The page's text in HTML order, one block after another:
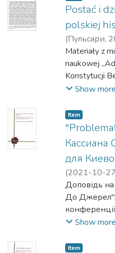
metropolii
lwowskiego
1609 r.
Новак // "Ad
нагоди 405-
Києво-
дані. - Режим
https://
екрану. –
Дата
Postać i
polskiej
(Пульсари,
Materiały z
naukowej
Konstytucji
NaUKMA, w
Show more
Item
Кассиана
для
(2021-10-27
Доповідь
До Джерел":
заснування
Show more
Item